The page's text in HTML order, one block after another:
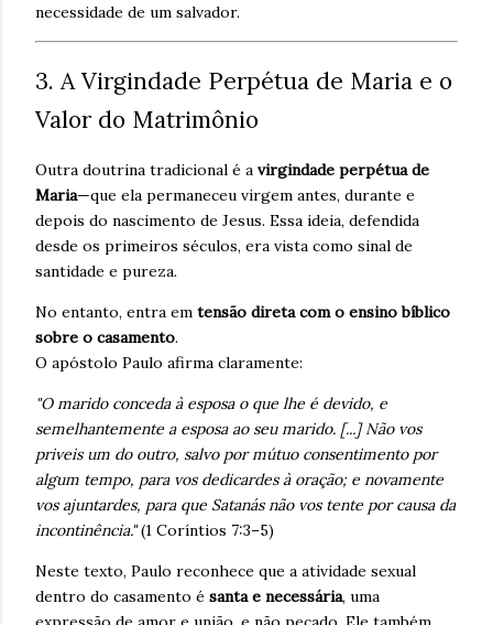
necessidade de um salvador.
3. A Virgindade Perpétua de Maria e o
Valor do Matrimônio
Outra doutrina tradicional é a virgindade perpétua de
Maria—que ela permaneceu virgem antes, durante e
depois do nascimento de Jesus. Essa ideia, defendida
desde os primeiros séculos, era vista como sinal de
santidade e pureza.
No entanto, entra em tensão direta com o ensino bíblico
sobre o casamento.
O apóstolo Paulo afirma claramente:
"O marido conceda à esposa o que lhe é devido, e
semelhantemente a esposa ao seu marido. [...] Não vos
priveis um do outro, salvo por mútuo consentimento por
algum tempo, para vos dedicardes à oração; e novamente
vos ajuntardes, para que Satanás não vos tente por causa da
incontinência."(1 Coríntios 7:3–5)
Neste texto, Paulo reconhece que a atividade sexual
dentro do casamento é santa e necessária, uma